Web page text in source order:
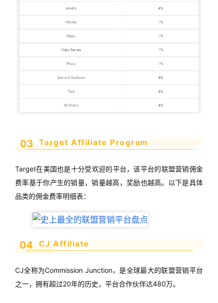
03 Target Affiliate Program
Target在美国也是十分受欢迎的平台，该平台的联盟营销佣金
费率基于你产生的销量，销量越高，奖励也越高。以下是具体
品类的佣金费率明细表：
04 CJ Affiliate
CJ全称为Commission Junction，是全球最大的联盟营销平台
之一，拥有超过20年的历史，平台合作伙伴达480万。